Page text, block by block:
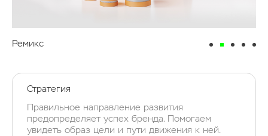
Ремикс
Стратегия
Правильное направление развития
предопределяет успех бренда. Помогаем
увидеть образ цели и пути движения к ней.